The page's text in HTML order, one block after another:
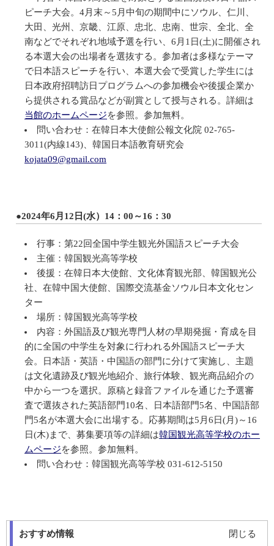
ピーチ大会。4月末～5月中旬の期間中にソウル、仁川、
大田、光州、京畿、江原、忠北、忠南、世宗、全北、全
南などでそれぞれ地域予選を行い、6月1日(土)に開催され
る本選大会の出場者を選抜する。参加者は多様なテーマ
で日本語スピーチを行い、本選大会で受賞した学生には
日本政府招聘訪日プログラムへの参加機会や後援企業か
ら提供される賞品などが副賞として授与される。詳細は
当館のホームページを参照。参加無料。
問い合わせ：在韓日本大使館公報文化院 02-765-
3011(内線143)、韓国日本語教育研究会
kojata09@gmail.com
●2024年6月12日(水）14：00～16：30
行事：第22回全国中学生観光外国語スピーチ大会
主催：韓国観光高等学校
後援：在韓日本大使館、文化体育観光部、韓国観光公
社、在韓中国大使館、国際交流基金ソウル日本文化セン
ター
場所：韓国観光高等学校
内容：外国語及び観光専門人材の早期発掘・育成を目
的に全国の中学生を対象に行われる外国語スピーチ大
会。日本語・英語・中国語の部門に分けて実施し、主題
は文化遺跡及び観光地紹介、旅行体験、観光商品紹介の
中から一つを選択。原稿と録音ファイルを通じた予選審
査で選抜された英語部門10名、日本語部門5名、中国語部
門5名が本選大会に出場する。応募期間は5月6日(月)～16
日(木)まで、募集要項等の詳細は韓国観光高等学校のホー
ムページを参照。参加無料。
問い合わせ：韓国観光高等学校 031-612-5150
おすすめ情報 閉じる